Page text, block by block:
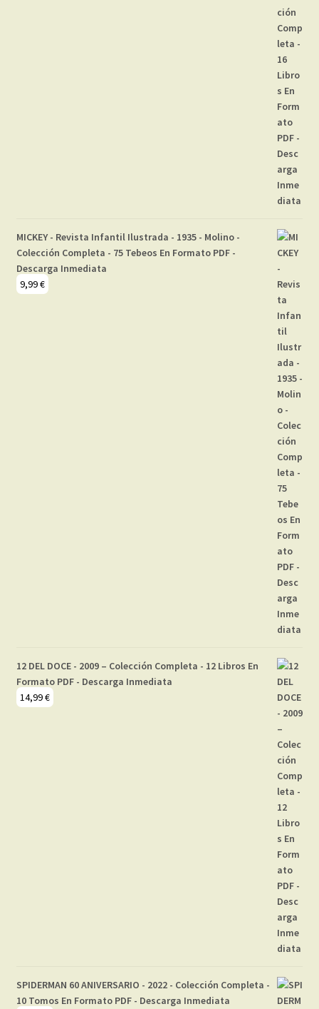
MICKEY - Revista Infantil Ilustrada - 1935 - Molino -
Colección Completa - 75 Tebeos En Formato PDF -
Descarga Inmediata
9,99€
12 DEL DOCE - 2009 – Colección Completa - 12 Libros En
Formato PDF - Descarga Inmediata
14,99€
SPIDERMAN 60 ANIVERSARIO - 2022 - Colección Completa -
10 Tomos En Formato PDF - Descarga Inmediata